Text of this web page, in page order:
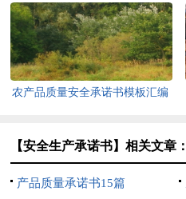
农产品质量安全承诺书模板汇编
【安全生产承诺书】相关文章：
产品质量承诺书15篇